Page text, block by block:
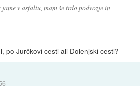
jame v asfaltu, mam še trdo podvozje in
po Jurčkovi cesti ali Dolenjski cesti?